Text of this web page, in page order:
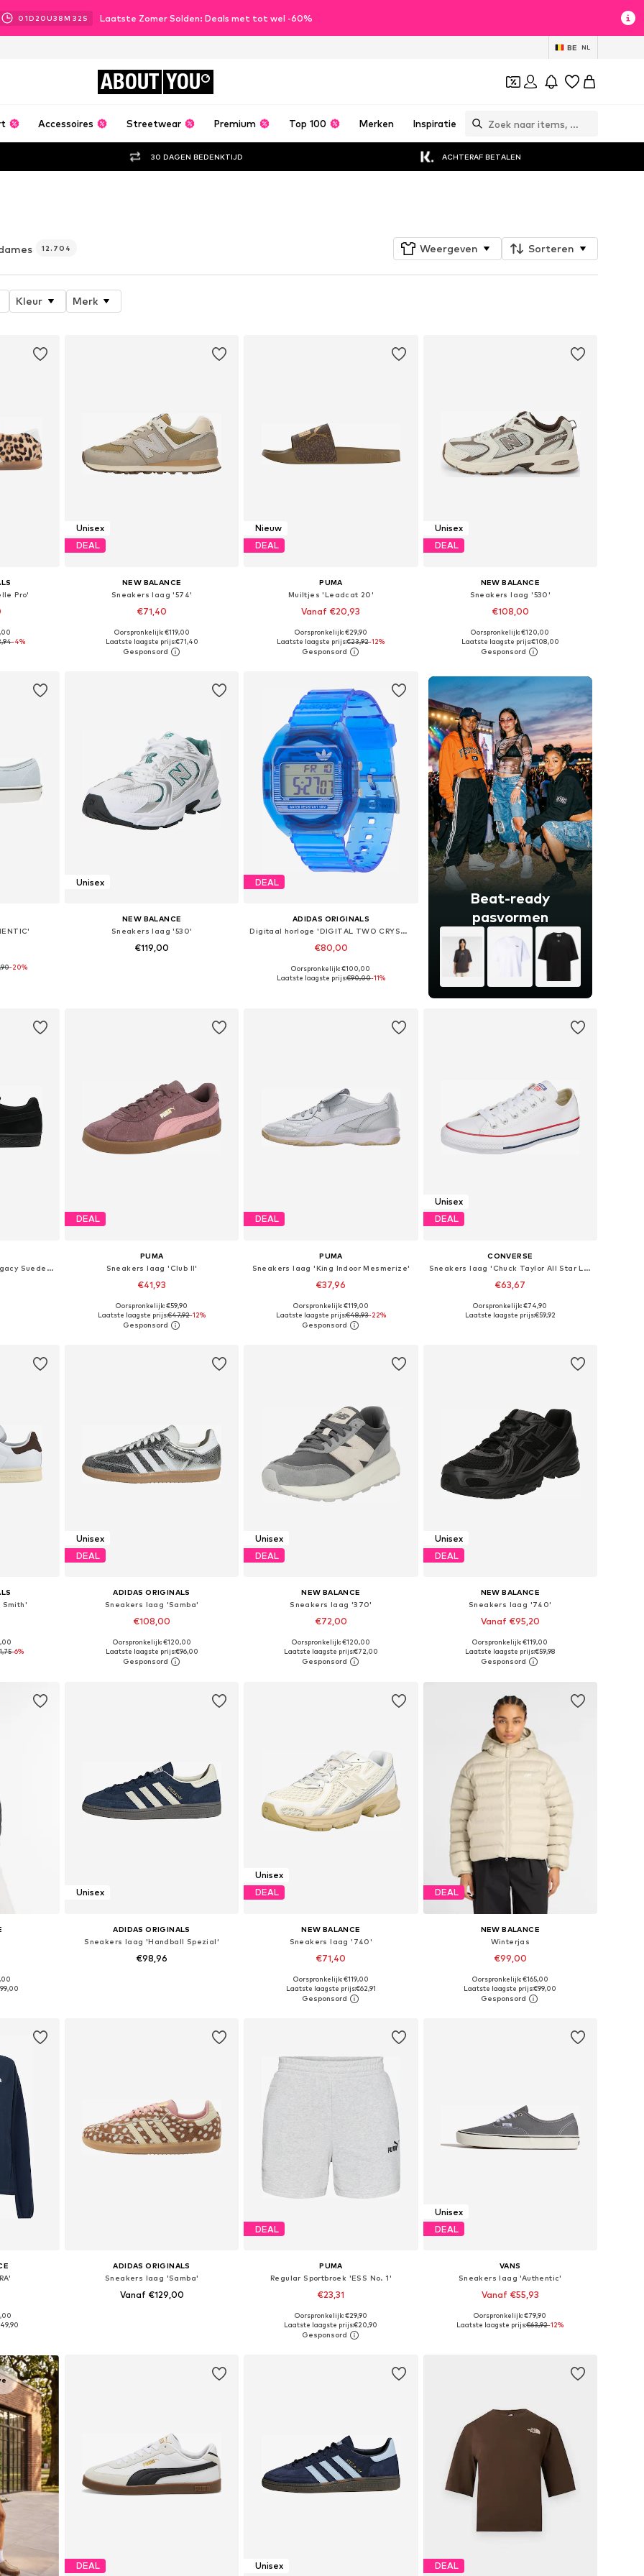
01D 20U38M 30 S Laatste Zomer Solden: Deals met tot wel -60%
BE NL
ABOUT YOU
Accessoires Streetwear Premium Top 100 Merken Inspiratie
30 DAGEN BEDENKTIJD ACHTERAF BETALEN
12.704 Weergeven Sorteren
Kleur Merk
Pro'
-4%
Unisex
DEAL
NEW BALANCE
Sneakers laag '574'
€71,40
+17
Beschikbaar in vele maten
In winkelmandje
Oorspronkelijk: €119,00
Laatste laagste prijs:€71,40
Nieuw
DEAL
PUMA
Muiltjes 'Leadcat 20'
Vanaf €20,93
Beschikbaar in vele maten
In winkelmandje
Oorspronkelijk: €29,90
Laatste laagste prijs:€23,92-12%
Unisex
DEAL
NEW BALANCE
Sneakers laag '530'
€108,00
+1
Beschikbaar in vele maten
In winkelmandje
Oorspronkelijk: €120,00
Laatste laagste prijs:€108,00
-20%
Unisex
NEW BALANCE
Sneakers laag '530'
€119,00
DEAL
ADIDAS ORIGINALS
Digitaal horloge 'DIGITAL TWO CRYSTAL'
€80,00
Beschikbare maten: One Size
Oorspronkelijk: €100,00
Laatste laagste prijs:€90,00-11%
Beat-ready
pasvormen
Sneakers laag 'Porsche Legacy Suede Classic'
DEAL
PUMA
Sneakers laag 'Club II'
€41,93
+1
Beschikbaar in vele maten
In winkelmandje
Oorspronkelijk: €59,90
Laatste laagste prijs:€47,92-12%
DEAL
PUMA
Sneakers laag 'King Indoor Mesmerize'
€37,96
Beschikbaar in vele maten
In winkelmandje
Oorspronkelijk: €119,00
Laatste laagste prijs:€48,93-22%
Unisex
DEAL
CONVERSE
Sneakers laag 'Chuck Taylor All Star Leather'
€63,67
Beschikbaar in vele maten
Oorspronkelijk: €74,90
Laatste laagste prijs:€59,92
Smith'
-6%
Unisex
DEAL
ADIDAS ORIGINALS
Sneakers laag 'Samba'
€108,00
Beschikbaar in vele maten
In winkelmandje
Oorspronkelijk: €120,00
Laatste laagste prijs:€96,00
Unisex
DEAL
NEW BALANCE
Sneakers laag '370'
€72,00
Beschikbaar in vele maten
In winkelmandje
Oorspronkelijk: €120,00
Laatste laagste prijs:€72,00
Unisex
DEAL
NEW BALANCE
Sneakers laag '740'
Vanaf €95,20
+6
Beschikbaar in vele maten
In winkelmandje
Oorspronkelijk: €119,00
Laatste laagste prijs:€59,98
M, L, XL
Unisex
ADIDAS ORIGINALS
Sneakers laag 'Handball Spezial'
€98,96
Unisex
DEAL
NEW BALANCE
Sneakers laag '740'
€71,40
+22
Beschikbaar in vele maten
In winkelmandje
Oorspronkelijk: €119,00
Laatste laagste prijs:€62,91
DEAL
NEW BALANCE
Winterjas
€99,00
Beschikbare maten: XS, S, M, L, XL
In winkelmandje
Oorspronkelijk: €165,00
Laatste laagste prijs:€99,00
L, XL
ADIDAS ORIGINALS
Sneakers laag 'Samba'
Vanaf €129,00
DEAL
PUMA
Regular Sportbroek 'ESS No. 1'
€23,31
Beschikbare maten: XS, S, M, L, XL
In winkelmandje
Oorspronkelijk: €29,90
Laatste laagste prijs:€20,90
Unisex
DEAL
VANS
Sneakers laag 'Authentic'
Vanaf €55,93
+1
Beschikbaar in vele maten
Oorspronkelijk: €79,90
Laatste laagste prijs:€63,92-12%
DEAL Unisex DEAL